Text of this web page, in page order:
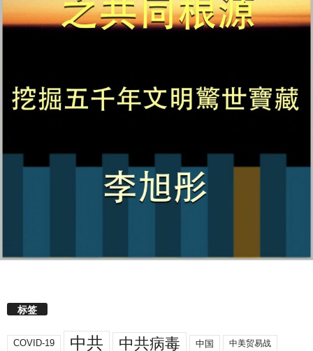
标签
COVID-19 中共 中共病毒 中国 中美贸易战